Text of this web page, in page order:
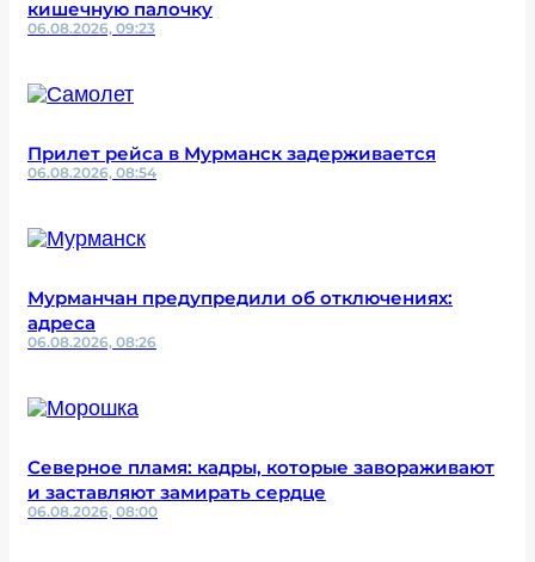
кишечную палочку
06.08.2026, 09:23
Прилет рейса в Мурманск задерживается
06.08.2026, 08:54
Мурманчан предупредили об отключениях:
адреса
06.08.2026, 08:26
Северное пламя: кадры, которые завораживают
и заставляют замирать сердце
06.08.2026, 08:00